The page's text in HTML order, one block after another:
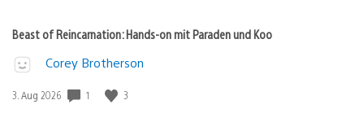
Beast of Reincarnation: Hands-on mit Paraden und Koo
Corey Brotherson
Veröffentlichungsdatum:
3. Aug 2026 1 3